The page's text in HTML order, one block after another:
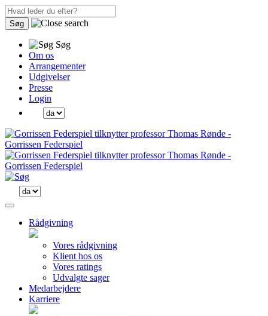
Søg
Søg
Om os
Arrangementer
Udgivelser
Presse
Login
Rådgivning
Vores rådgivning
Klient hos os
Vores ratings
Udvalgte sager
Medarbejdere
Karriere